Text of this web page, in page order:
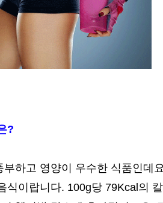
?
하고 영양이 우수한 식품인데
이랍니다. 100g당 79Kcal의